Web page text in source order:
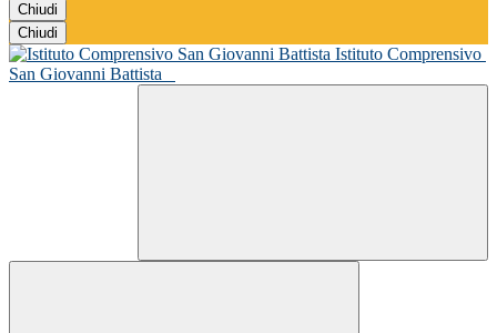
Chiudi
Chiudi
Istituto Comprensivo
San Giovanni Battista